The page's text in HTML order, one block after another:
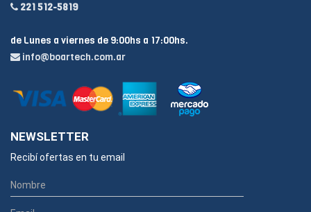
221 512-5819
de Lunes a viernes de 9:00hs a 17:00hs.
info@boartech.com.ar
NEWSLETTER
Recibí ofertas en tu email